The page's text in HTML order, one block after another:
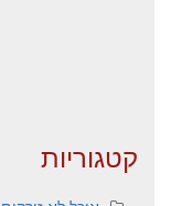
קטגוריות